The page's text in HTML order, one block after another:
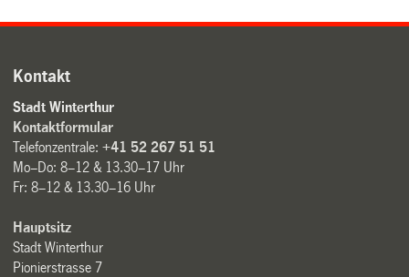
Kontakt
Stadt Winterthur
Kontaktformular
Telefonzentrale:+41 52 267 51 51
Mo–Do: 8–12 & 13.30–17 Uhr
Fr: 8–12 & 13.30–16 Uhr
Hauptsitz
Stadt Winterthur
Pionierstrasse 7